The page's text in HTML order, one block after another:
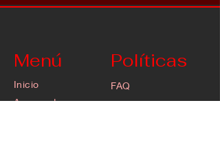
Menú
Inicio
Acerca de
Políticas
FAQ